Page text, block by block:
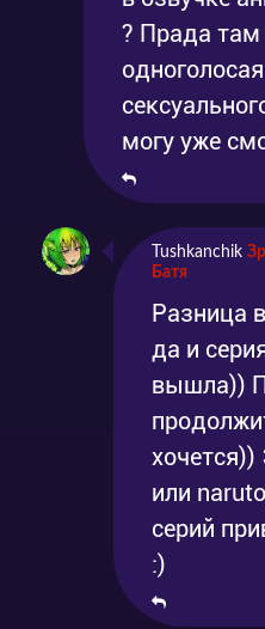
? Прада там
могу уже
Tushkanchik
Батя
Разница
да и
вышла))
хочется))
или
серий
:)